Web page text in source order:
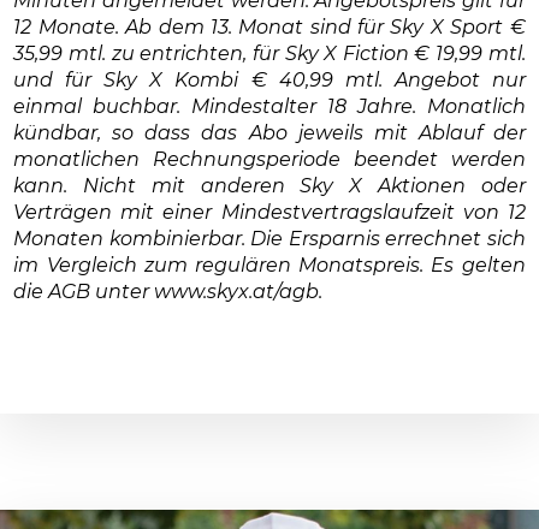
12 Monate. Ab dem 13. Monat sind für Sky X Sport €
35,99 mtl. zu entrichten, für Sky X Fiction € 19,99 mtl.
und für Sky X Kombi € 40,99 mtl. Angebot nur
einmal buchbar. Mindestalter 18 Jahre. Monatlich
kündbar, so dass das Abo jeweils mit Ablauf der
monatlichen Rechnungsperiode beendet werden
kann. Nicht mit anderen Sky X Aktionen oder
Verträgen mit einer Mindestvertragslaufzeit von 12
Monaten kombinierbar. Die Ersparnis errechnet sich
im Vergleich zum regulären Monatspreis. Es gelten
die AGB unter www.skyx.at/agb.